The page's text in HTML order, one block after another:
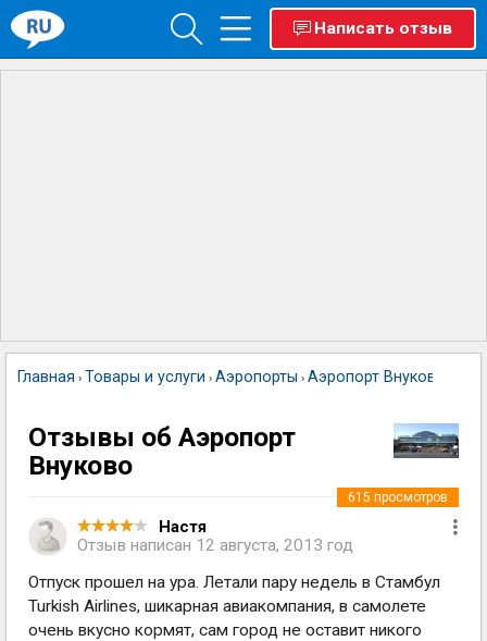
Написать отзыв
Главная › Товары и услуги › Аэропорты › Аэропорт Внуково
Отзывы об Аэропорт
Внуково
Настя
Отзыв написан 12 августа, 2013 год
615 просмотров
Отпуск прошел на ура. Летали пару недель в Стамбул
Turkish Airlines, шикарная авиакомпания, в самолете
очень вкусно кормят, сам город не оставит никого